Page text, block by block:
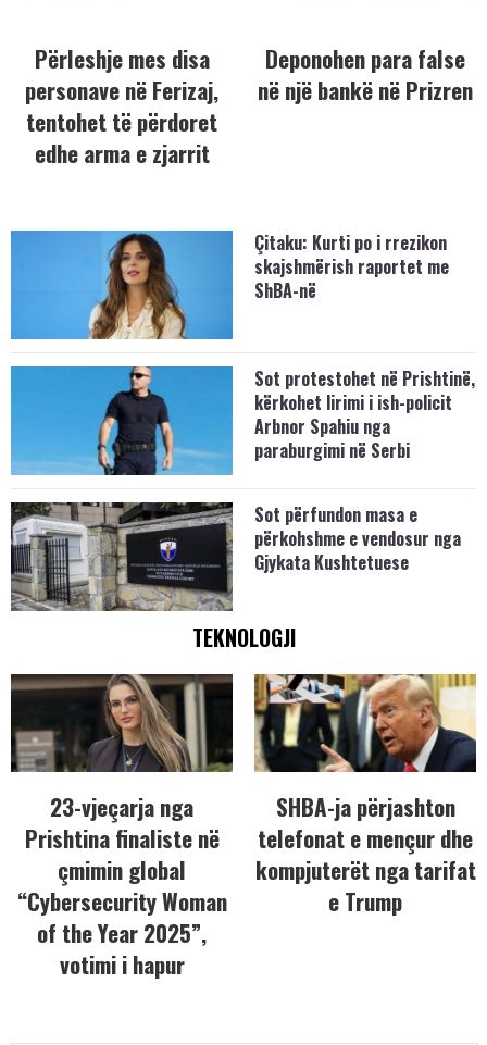
Përleshje mes disa
personave në Ferizaj,
tentohet të përdoret
edhe arma e zjarrit
Deponohen para false
në një bankë në Prizren
Çitaku: Kurti po i rrezikon
skajshmërish raportet me
ShBA-në
Sot protestohet në Prishtinë,
kërkohet lirimi i ish-policit
Arbnor Spahiu nga
paraburgimi në Serbi
Sot përfundon masa e
përkohshme e vendosur nga
Gjykata Kushtetuese
TEKNOLOGJI
23-vjeçarja nga
Prishtina finaliste në
çmimin global
“Cybersecurity Woman
of the Year 2025”,
votimi i hapur
SHBA-ja përjashton
telefonat e mençur dhe
kompjuterët nga tarifat
e Trump